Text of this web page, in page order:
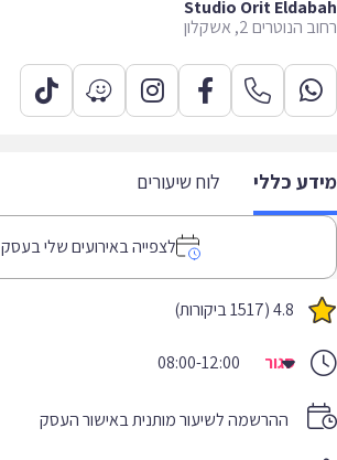
Studio Orit
2, אשקלון
כללי לוח שיעורים
לצפייה באירועים שלי בעסק זה
4.8 (1517 ביקורות)
סגור 08:00-12:00
ההרשמה לשיעור מותנית באישור העסק